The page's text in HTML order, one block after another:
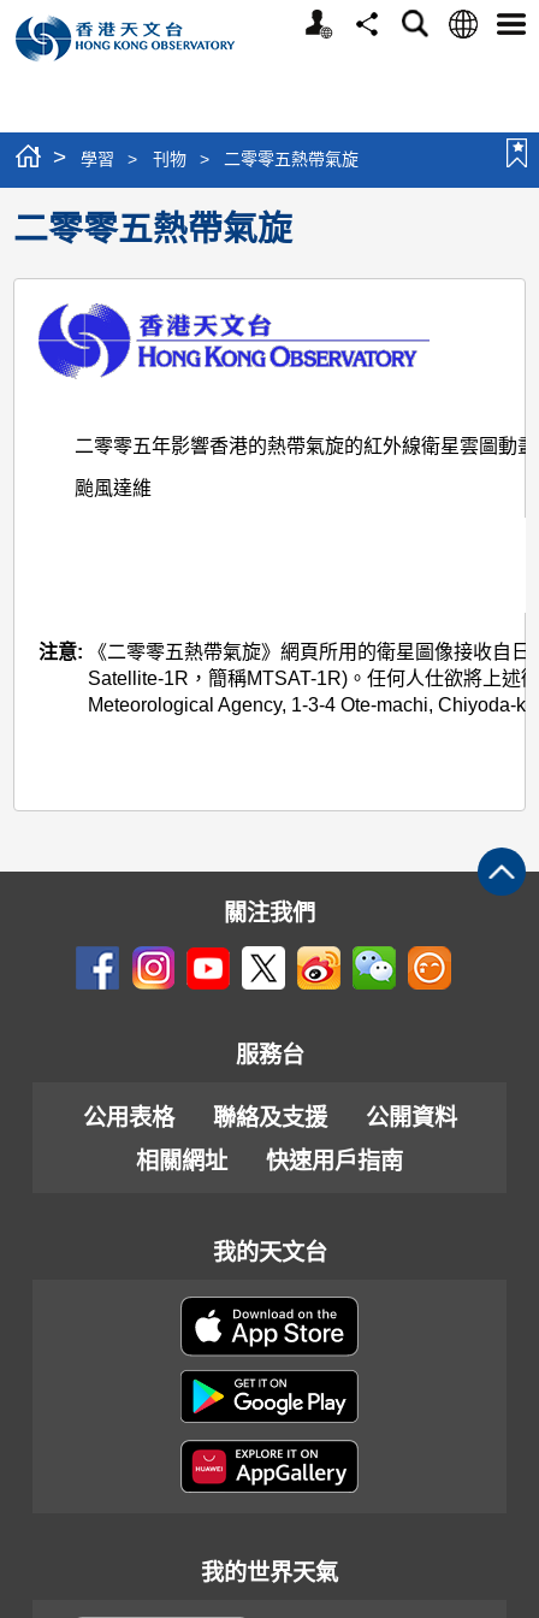
個
分
搜
語
選
> 學習 > 刊物 > 二零零五熱帶氣旋
二零零五熱帶氣旋
二零零五年影響香港的熱帶氣旋的紅外線衛星雲圖動
颱風達維
注意:
《二零零五熱帶氣旋》網頁所用的衛星圖像接收自
Satellite-1R，簡稱MTSAT-1R)。任何人仕欲將上述
Meteorological Agency, 1-3-4 Ote-machi, Chiyoda-
關注我們
服務台
公用表格 聯絡及支援
公開資料
相關網址
快速用戶指南
我的天文台
我的世界天氣